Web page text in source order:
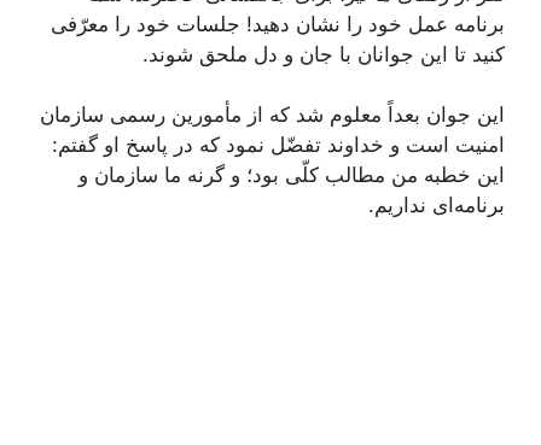
برنامه عمل خود را نشان دهید! جلسات خود را معرّفى
كنید تا این جوانان با جان و دل ملحق شوند.
این جوان بعداً معلوم شد كه از مأمورین رسمى سازمان
امنیت است و خداوند تفضّل نمود كه در پاسخ او گفتم:
این خطبه من مطالب كلّى بود؛ و گرنه ما سازمان و
برنامه‌اى نداریم.